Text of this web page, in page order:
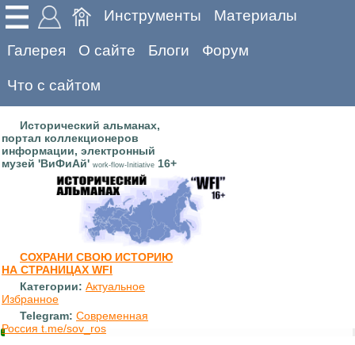
Инструменты Материалы
Галерея О сайте Блоги Форум
Что с сайтом
Исторический альманах,
портал коллекционеров
информации, электронный
музей 'ВиФиАй' work-flow-Initiative 16+
СОХРАНИ СВОЮ ИСТОРИЮ
НА СТРАНИЦАХ WFI
Категории: Актуальное
Избранное
Telegram: Современная
Россия t.me/sov_ros